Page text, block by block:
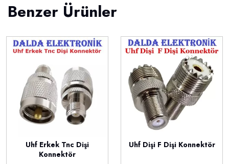
Benzer Ürünler
Uhf Erkek Tnc Dişi
Konnektör
Uhf Dişi F Dişi Konnektör